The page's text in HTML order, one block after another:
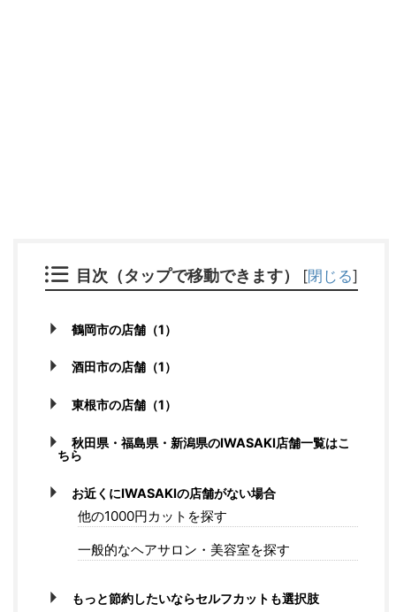
目次（タップで移動できます） [閉じる]
鶴岡市の店舗（1）
酒田市の店舗（1）
東根市の店舗（1）
秋田県・福島県・新潟県のIWASAKI店舗一覧はこ
ちら
お近くにIWASAKIの店舗がない場合
他の1000円カットを探す
一般的なヘアサロン・美容室を探す
もっと節約したいならセルフカットも選択肢